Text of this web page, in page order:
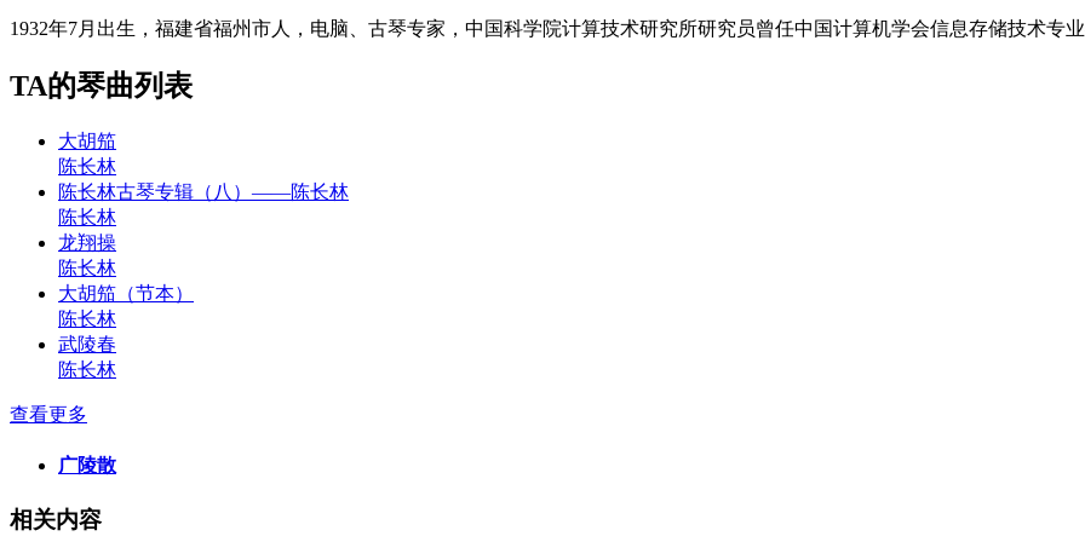
1932年7月出生，福建省福州市人，电脑、古琴专家，中国科学院计算技术研究所研究员曾任中国计算机学会信息存储技术专
TA的琴曲列表
大胡笳
陈长林
陈长林古琴专辑（八）——陈长林
陈长林
龙翔操
陈长林
大胡笳（节本）
陈长林
武陵春
陈长林
查看更多
广陵散
相关内容